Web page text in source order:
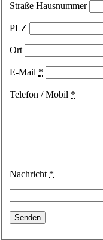
Straße Hausnummer
PLZ
Ort
E-Mail *
Telefon / Mobil *
Nachricht *